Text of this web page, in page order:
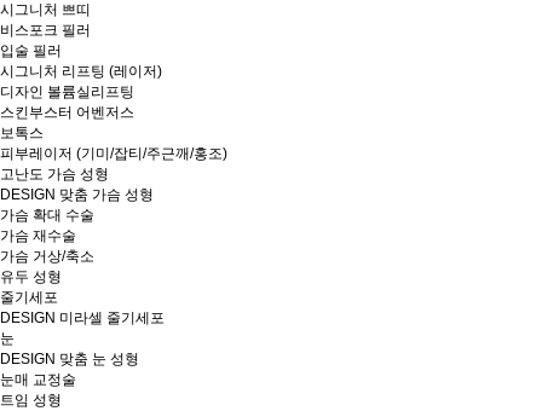
시그니처 쁘띠
비스포크 필러
입술 필러
시그니처 리프팅 (레이저)
디자인 볼륨실리프팅
스킨부스터 어벤저스
보톡스
피부레이저 (기미/잡티/주근깨/홍조)
고난도 가슴 성형
DESIGN 맞춤 가슴 성형
가슴 확대 수술
가슴 재수술
가슴 거상/축소
유두 성형
줄기세포
DESIGN 미라셀 줄기세포
눈
DESIGN 맞춤 눈 성형
눈매 교정술
트임 성형